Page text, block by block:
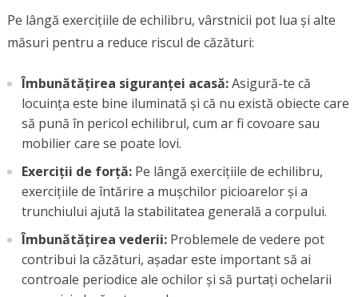
Pe lângă exercițiile de echilibru, vârstnicii pot lua și alte
măsuri pentru a reduce riscul de căzături:
Îmbunătățirea siguranței acasă:Asigură-te că
locuința este bine iluminată și că nu există obiecte care
să pună în pericol echilibrul, cum ar fi covoare sau
mobilier care se poate lovi.
Exerciții de forță:Pe lângă exercițiile de echilibru,
exercițiile de întărire a mușchilor picioarelor și a
trunchiului ajută la stabilitatea generală a corpului.
Îmbunătățirea vederii:Problemele de vedere pot
contribui la căzături, așadar este important să ai
controale periodice ale ochilor și să purtați ochelarii